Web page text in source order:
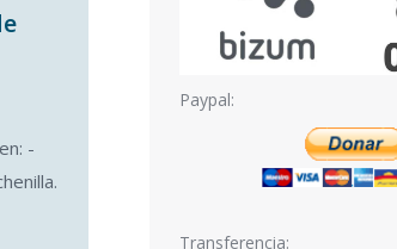
-
Paypal:
Transferencia: